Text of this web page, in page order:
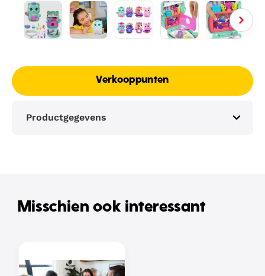
Verkooppunten
Productgegevens
Misschien ook interessant